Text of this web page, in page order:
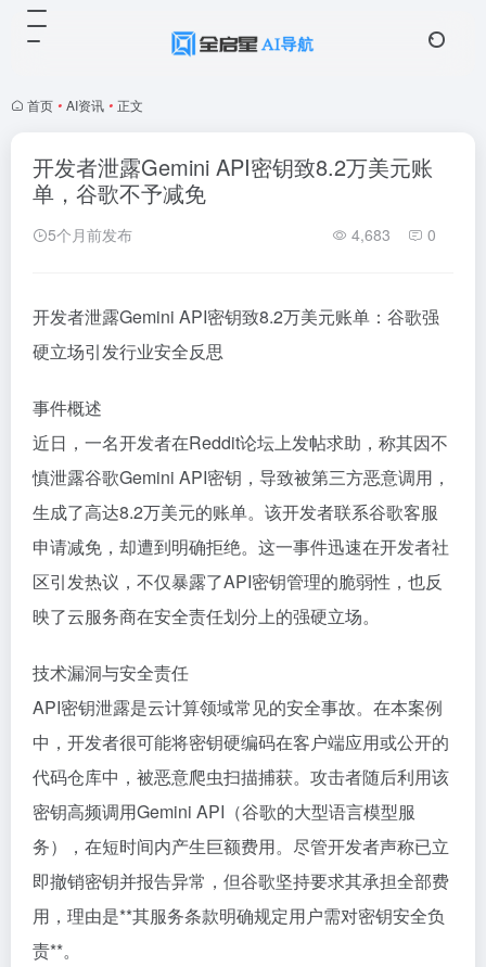
首页 • AI资讯 • 正文
开发者泄露Gemini API密钥致8.2万美元账
单，谷歌不予减免
5个月前发布 4,683 0
开发者泄露Gemini API密钥致8.2万美元账单：谷歌强
硬立场引发行业安全反思
事件概述
近日，一名开发者在Reddit论坛上发帖求助，称其因不
慎泄露谷歌Gemini API密钥，导致被第三方恶意调用，
生成了高达8.2万美元的账单。该开发者联系谷歌客服
申请减免，却遭到明确拒绝。这一事件迅速在开发者社
区引发热议，不仅暴露了API密钥管理的脆弱性，也反
映了云服务商在安全责任划分上的强硬立场。
技术漏洞与安全责任
API密钥泄露是云计算领域常见的安全事故。在本案例
中，开发者很可能将密钥硬编码在客户端应用或公开的
代码仓库中，被恶意爬虫扫描捕获。攻击者随后利用该
密钥高频调用Gemini API（谷歌的大型语言模型服
务），在短时间内产生巨额费用。尽管开发者声称已立
即撤销密钥并报告异常，但谷歌坚持要求其承担全部费
用，理由是**其服务条款明确规定用户需对密钥安全负
责**。